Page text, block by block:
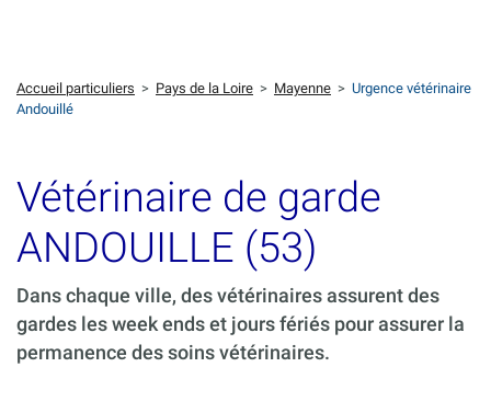
Accueil particuliers > Pays de la Loire > Mayenne > Urgence vétérinaire
Andouillé
Vétérinaire de garde
ANDOUILLE (53)
Dans chaque ville, des vétérinaires assurent des
gardes les week ends et jours fériés pour assurer la
permanence des soins vétérinaires.